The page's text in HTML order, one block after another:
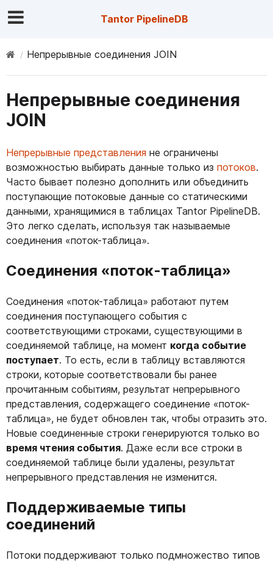
Tantor PipelineDB
Непрерывные соединения JOIN
Непрерывные соединения
JOIN
Непрерывные представления не ограничены
возможностью выбирать данные только из потоков.
Часто бывает полезно дополнить или объединить
поступающие потоковые данные со статическими
данными, хранящимися в таблицах Tantor PipelineDB.
Это легко сделать, используя так называемые
соединения «поток-таблица».
Соединения «поток-таблица»
Соединения «поток-таблица» работают путем
соединения поступающего события с
соответствующими строками, существующими в
соединяемой таблице, на момент когда событие
поступает. То есть, если в таблицу вставляются
строки, которые соответствовали бы ранее
прочитанным событиям, результат непрерывного
представления, содержащего соединение «поток-
таблица», не будет обновлен так, чтобы отразить это.
Новые соединенные строки генерируются только во
время чтения события. Даже если все строки в
соединяемой таблице были удалены, результат
непрерывного представления не изменится.
Поддерживаемые типы
соединений
Потоки поддерживают только подмножество типов